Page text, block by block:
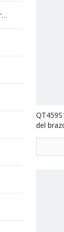
Piezas de repuesto para maquinaria de ingeniería de camiones mineros
del